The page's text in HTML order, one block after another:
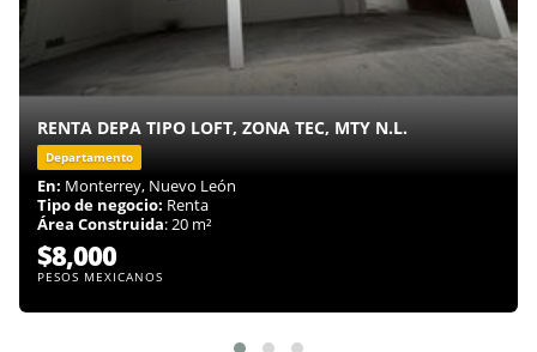
RENTA DEPA TIPO LOFT, ZONA TEC, MTY N.L.
Departamento
En: Monterrey, Nuevo León
Tipo de negocio: Renta
Área Construida: 20 m²
$8,000
PESOS MEXICANOS